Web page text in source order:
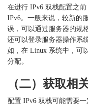
在进行 IPv6 双栈配置之
IPv6。一般来说，较新的
误，可以通过服务器的规
还可以登录服务器操作系
如，在 Linux 系统中，可
分配。
（二）获取相
配置 IPv6 双栈可能需要